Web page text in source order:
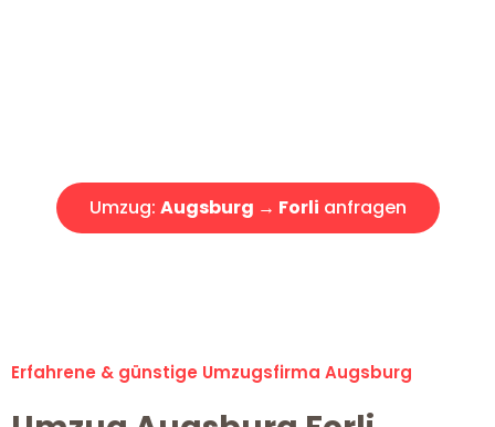
Umzug: Augsburg → Forli anfragen
Erfahrene & günstige Umzugsfirma Augsburg